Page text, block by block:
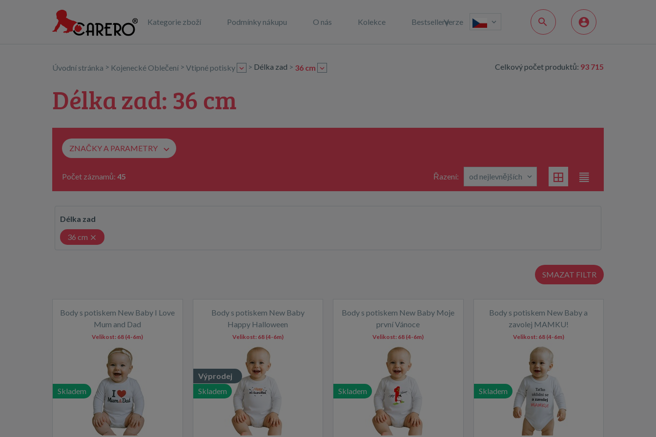
Kategorie zboží Podmínky nákupu O nás Kolekce BestselleryVerze
Celkový počet produktů: 93 715
Úvodní stránka > Kojenecké Oblečení > Vtipné potisky > Délka zad > 36 cm
Délka zad: 36 cm
ZNAČKY A PARAMETRY
Řazení:
Počet záznamů: 45
Délka zad
36 cm
SMAZAT FILTR
Body s potiskem New Baby I Love
Mum and Dad
Skladem
Velikost: 68 (4-6m)
Body s potiskem New Baby
Happy Halloween
Výprodej
Skladem
Velikost: 68 (4-6m)
Body s potiskem New Baby Moje
první Vánoce
Skladem
Velikost: 68 (4-6m)
Body s potiskem New Baby a
zavolej MAMKU!
Skladem
Velikost: 68 (4-6m)